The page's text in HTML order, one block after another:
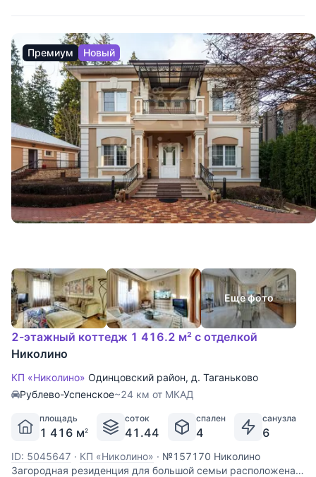
Премиум Новый
Еще фото
2-этажный коттедж 1 416.2 м² с отделкой
Николино
КП «Николино» Одинцовский район, д. Таганьково
Рублево-Успенское~24 км от МКАД
площадь
1 416 м2
соток
41.44
спален
4
санузла
6
ID: 5045647 · КП «Николино» · №157170 Николино
Загородная резиденция для большой семьи расположена в